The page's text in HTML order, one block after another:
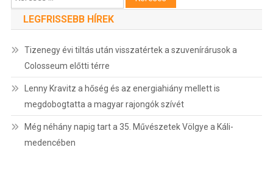
LEGFRISSEBB HÍREK
Tizenegy évi tiltás után visszatértek a szuvenírárusok a
Colosseum előtti térre
Lenny Kravitz a hőség és az energiahiány mellett is
megdobogtatta a magyar rajongók szívét
Még néhány napig tart a 35. Művészetek Völgye a Káli-
medencében